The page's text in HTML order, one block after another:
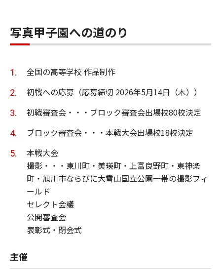
写真甲⼦園への道のり
全国の⾼等学校 作品制作
初戦への応募（応募締切 2026年5月14日（木））
初戦審査会・・・ブロック審査会出場校80校決定
ブロック審査会・・・本戦⼤会出場校18校決定
本戦⼤会
撮影・・・東川町・美瑛町・上富良野町・東神楽
町・旭川市ならびに⼤雪⼭国⽴公園⼀帯の撮影フィ
ールド
セレクト会議
公開審査会
表彰式・閉会式
主催